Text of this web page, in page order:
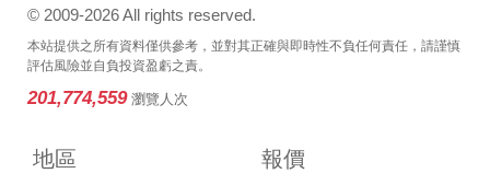
© 2009-2026 All rights reserved.
本站提供之所有資料僅供參考，並對其正確與即時性不負任何責任，請謹慎
評估風險並自負投資盈虧之責。
201,774,559 瀏覽人次
地區 報價